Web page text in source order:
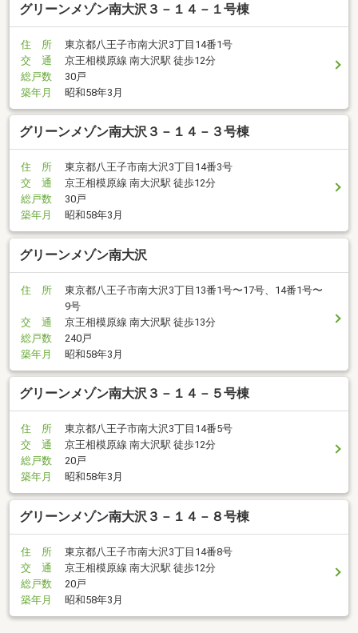
グリーンメゾン南大沢３－１４－１号棟
住 所
東京都八王子市南大沢3丁目14番1号
交 通
京王相模原線 南大沢駅 徒歩12分
総戸数
30戸
築年月
昭和58年3月
グリーンメゾン南大沢３－１４－３号棟
住 所
東京都八王子市南大沢3丁目14番3号
交 通
京王相模原線 南大沢駅 徒歩12分
総戸数
30戸
築年月
昭和58年3月
グリーンメゾン南大沢
住 所
東京都八王子市南大沢3丁目13番1号〜17号、14番1号〜
9号
交 通
京王相模原線 南大沢駅 徒歩13分
総戸数
240戸
築年月
昭和58年3月
グリーンメゾン南大沢３－１４－５号棟
住 所
東京都八王子市南大沢3丁目14番5号
交 通
京王相模原線 南大沢駅 徒歩12分
総戸数
20戸
築年月
昭和58年3月
グリーンメゾン南大沢３－１４－８号棟
住 所
東京都八王子市南大沢3丁目14番8号
交 通
京王相模原線 南大沢駅 徒歩12分
総戸数
20戸
築年月
昭和58年3月